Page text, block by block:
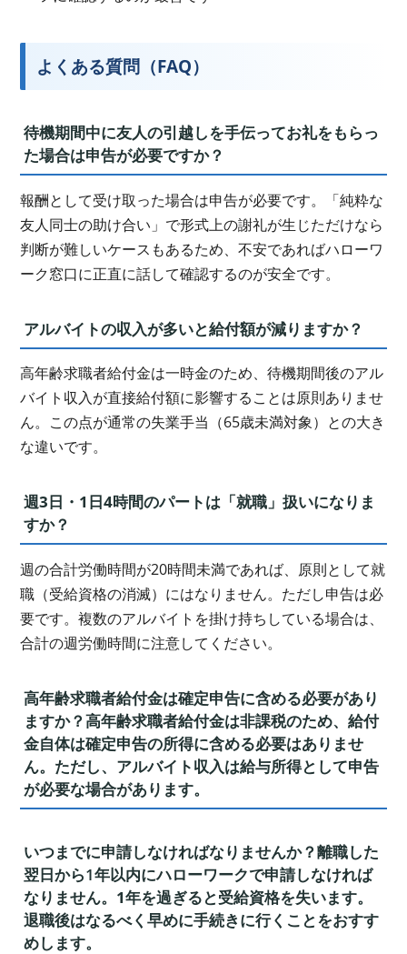
よくある質問（FAQ）
待機期間中に友人の引越しを手伝ってお礼をもらっ
た場合は申告が必要ですか？
報酬として受け取った場合は申告が必要です。「純粋な
友人同士の助け合い」で形式上の謝礼が生じただけなら
判断が難しいケースもあるため、不安であればハローワ
ーク窓口に正直に話して確認するのが安全です。
アルバイトの収入が多いと給付額が減りますか？
高年齢求職者給付金は一時金のため、待機期間後のアル
バイト収入が直接給付額に影響することは原則ありませ
ん。この点が通常の失業手当（65歳未満対象）との大き
な違いです。
週3日・1日4時間のパートは「就職」扱いになりま
すか？
週の合計労働時間が20時間未満であれば、原則として就
職（受給資格の消滅）にはなりません。ただし申告は必
要です。複数のアルバイトを掛け持ちしている場合は、
合計の週労働時間に注意してください。
高年齢求職者給付金は確定申告に含める必要があり
ますか？高年齢求職者給付金は非課税のため、給付
金自体は確定申告の所得に含める必要はありませ
ん。ただし、アルバイト収入は給与所得として申告
が必要な場合があります。
いつまでに申請しなければなりませんか？離職した
翌日から1年以内にハローワークで申請しなければ
なりません。1年を過ぎると受給資格を失います。
退職後はなるべく早めに手続きに行くことをおすす
めします。